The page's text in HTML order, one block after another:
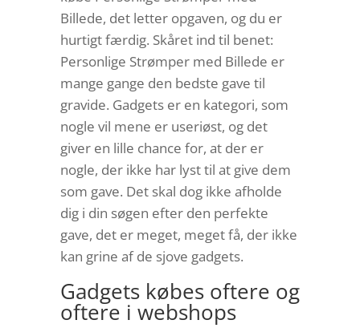
Billede, det letter opgaven, og du er
hurtigt færdig. Skåret ind til benet:
Personlige Strømper med Billede er
mange gange den bedste gave til
gravide. Gadgets er en kategori, som
nogle vil mene er useriøst, og det
giver en lille chance for, at der er
nogle, der ikke har lyst til at give dem
som gave. Det skal dog ikke afholde
dig i din søgen efter den perfekte
gave, det er meget, meget få, der ikke
kan grine af de sjove gadgets.
Gadgets købes oftere og
oftere i webshops